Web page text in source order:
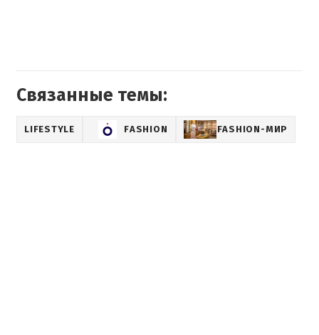
Связанные темы:
LIFESTYLE FASHION FASHION-МИР